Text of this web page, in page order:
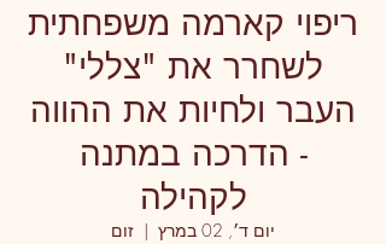
ריפוי קארמה משפחתית
לשחרר את "צללי"
העבר ולחיות את ההווה
- הדרכה במתנה
לקהילה
יום ד׳, 02 במרץ
  |
זום